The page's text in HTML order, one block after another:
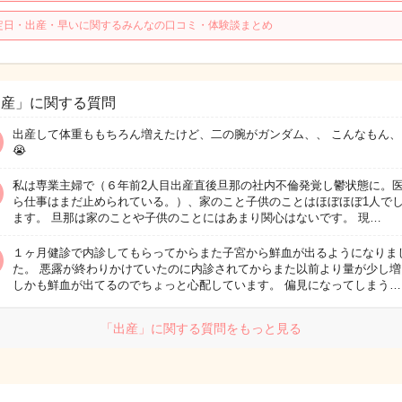
日・出産・早いに関するみんなの口コミ・体験談まとめ
」に関する質問
出産して体重ももちろん増えたけど、二の腕がガンダム、、 こんなもん、
😭
私は専業主婦で（６年前2人目出産直後旦那の社内不倫発覚し鬱状態に。
ら仕事はまだ止められている。）、家のこと子供のことはほぼほぼ1人で
ます。 旦那は家のことや子供のことにはあまり関心はないです。 現…
１ヶ月健診で内診してもらってからまた子宮から鮮血が出るようになりま
た。 悪露が終わりかけていたのに内診されてからまた以前より量が少し
しかも鮮血が出てるのでちょっと心配しています。 偏見になってしまう…
「出産」に関する質問をもっと見る